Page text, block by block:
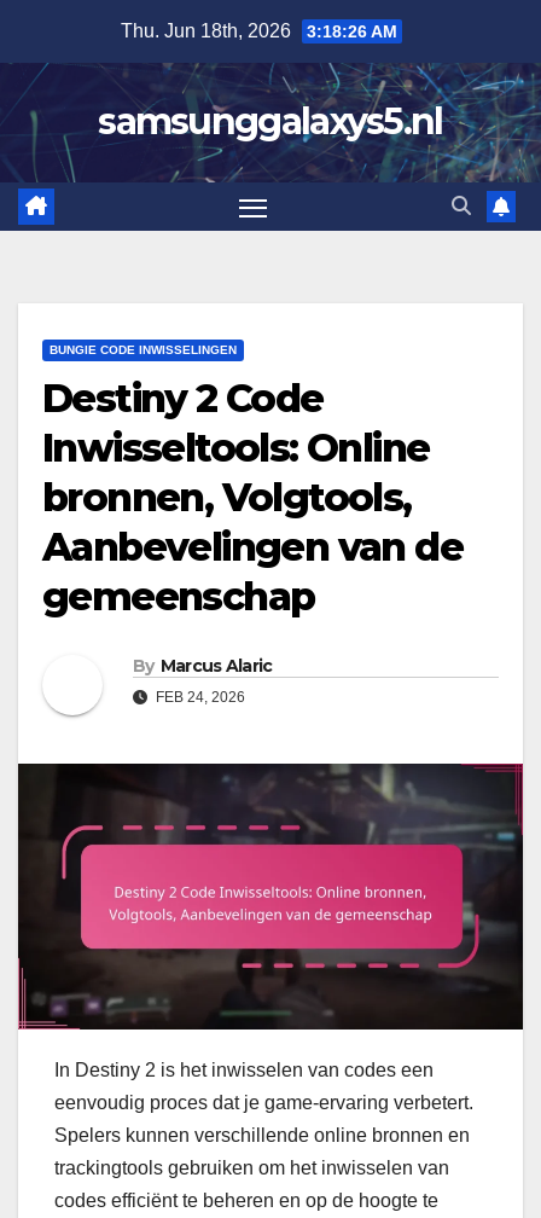
content
Thu. Jun 18th, 2026 3:18:28 AM
samsunggalaxys5.nl
BUNGIE CODE INWISSELINGEN
Destiny 2 Code
Inwisseltools: Online
bronnen, Volgtools,
Aanbevelingen van de
gemeenschap
By Marcus Alaric
FEB 24, 2026
In Destiny 2 is het inwisselen van codes een
eenvoudig proces dat je game-ervaring verbetert.
Spelers kunnen verschillende online bronnen en
trackingtools gebruiken om het inwisselen van
codes efficiënt te beheren en op de hoogte te